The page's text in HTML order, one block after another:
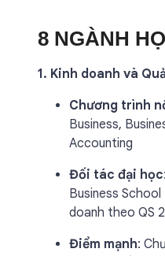
8 NGÀNH
1. Kinh doanh và
Chương trình
Business,
Accounting
Đối tác đại học
Business
doanh theo QS
Điểm mạnh: